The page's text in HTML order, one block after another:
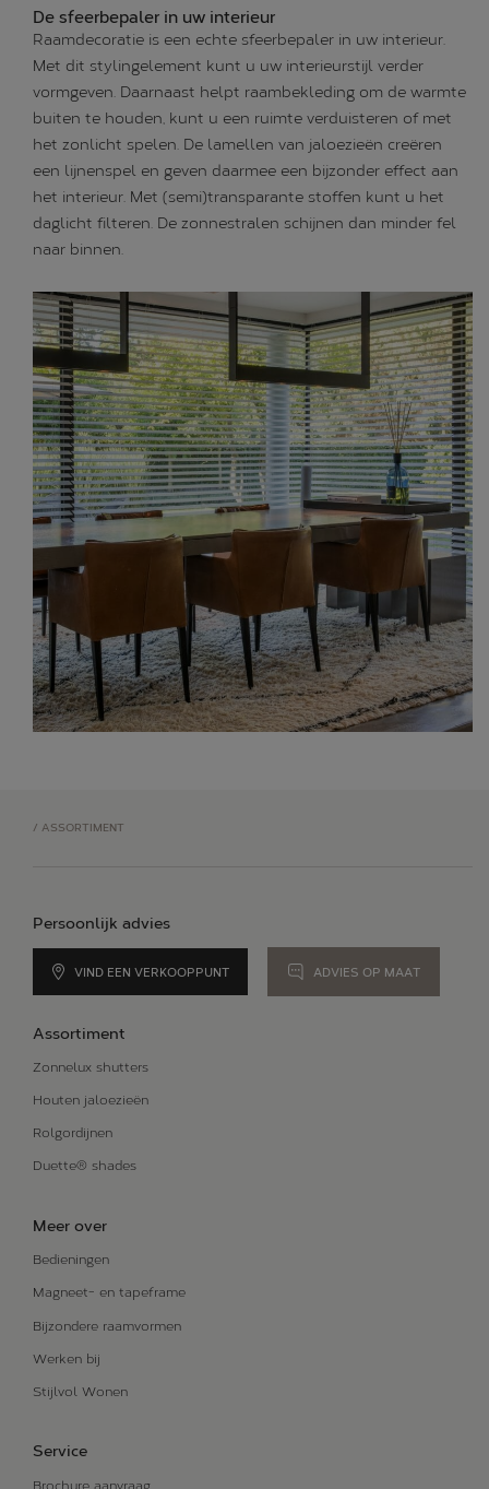
De sfeerbepaler in uw interieur
Raamdecoratie is een echte sfeerbepaler in uw interieur.
Met dit stylingelement kunt u uw interieurstijl verder
vormgeven. Daarnaast helpt raambekleding om de warmte
buiten te houden, kunt u een ruimte verduisteren of met
het zonlicht spelen. De lamellen van jaloezieën creëren
een lijnenspel en geven daarmee een bijzonder effect aan
het interieur. Met (semi)transparante stoffen kunt u het
daglicht filteren. De zonnestralen schijnen dan minder fel
naar binnen.
/ ASSORTIMENT
Persoonlijk advies
VIND EEN VERKOOPPUNT ADVIES OP MAAT
Assortiment
Zonnelux shutters
Houten jaloezieën
Rolgordijnen
Duette® shades
Meer over
Bedieningen
Magneet- en tapeframe
Bijzondere raamvormen
Werken bij
Stijlvol Wonen
Service
Brochure aanvraag